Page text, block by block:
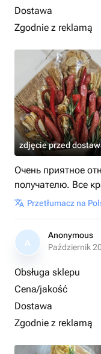
Dostawa
Zgodnie z reklamą
zdjęcie przed
Очень приятное
получателю. Все
Przetłumacz na
A
Anonymous
Październik
Obsługa sklepu
Cena/jakość
Dostawa
Zgodnie z reklamą